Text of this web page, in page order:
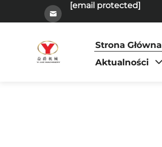
[email protected]
Strona Główna
Aktualności